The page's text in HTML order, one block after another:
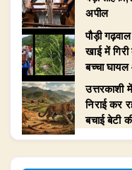
अपील
पौड़ी
खाई में
बच्चा
उत्तरकाशी
निराई कर
बचाई बेटी